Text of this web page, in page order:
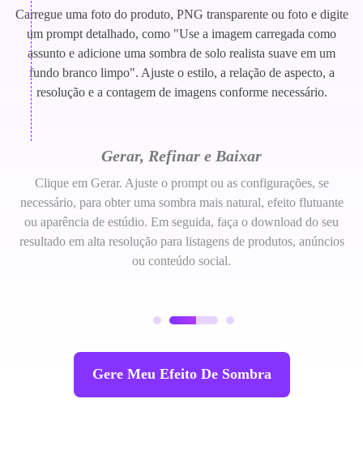
Carregue uma foto do produto, PNG transparente ou foto e digite
um prompt detalhado, como "Use a imagem carregada como
assunto e adicione uma sombra de solo realista suave em um
fundo branco limpo". Ajuste o estilo, a relação de aspecto, a
resolução e a contagem de imagens conforme necessário.
Gerar, Refinar e Baixar
Clique em Gerar. Ajuste o prompt ou as configurações, se
necessário, para obter uma sombra mais natural, efeito flutuante
ou aparência de estúdio. Em seguida, faça o download do seu
resultado em alta resolução para listagens de produtos, anúncios
ou conteúdo social.
Gere Meu Efeito De Sombra